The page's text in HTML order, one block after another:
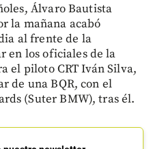
Álvaro Bautista
la mañana acabó
al frente de la
en los oficiales de la
el piloto CRT Iván Silva,
de una BQR, con el
(Suter BMW), tras él.